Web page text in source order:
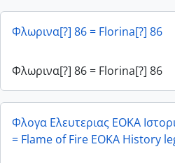
Φλωρινα[?] 86 = Florina[?] 86
Φλωρινα[?] 86 = Florina[?] 86
Φλογα Ελευτεριας ΕΟΚΑ
= Flame of Fire EOKA History